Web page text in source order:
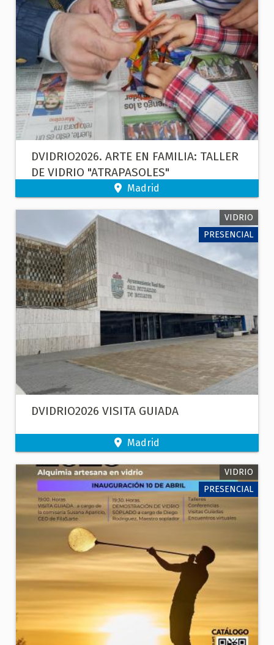
DVIDRIO2026. ARTE EN FAMILIA: TALLER
DE VIDRIO "ATRAPASOLES"
Madrid
VIDRIO
PRESENCIAL
DVIDRIO2026 VISITA GUIADA
Madrid
VIDRIO
PRESENCIAL